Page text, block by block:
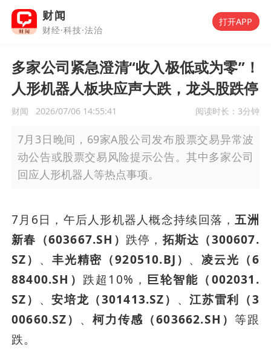
财闻
财经·科技·法治
打开APP
多家公司紧急澄清“收入极低或为零”！
人形机器人板块应声大跌，龙头股跌停
财闻 2026/07/06 14:55:41 阅读时长： 3分钟
7月3日晚间，69家A股公司发布股票交易异常波
动公告或股票交易风险提示公告。其中多家公司
回应人形机器人等热点事项。
7月6日，午后人形机器人概念持续回落，五洲
新春（603667.SH） 跌停，拓斯达（300607.
SZ） 、 丰光精密（920510.BJ） 、凌云光（6
88400.SH） 跌超10%， 巨轮智能（002031.
SZ） 、安培龙（301413.SZ） 、江苏雷利（3
00660.SZ） 、柯力传感（603662.SH） 等跟
跌。